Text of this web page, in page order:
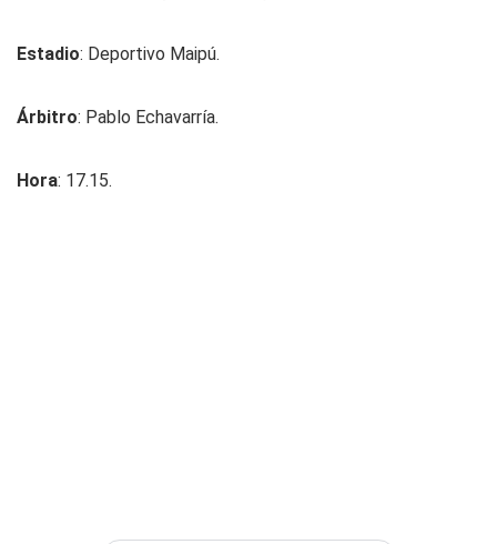
Estadio: Deportivo Maipú.
Árbitro: Pablo Echavarría.
Hora: 17.15.